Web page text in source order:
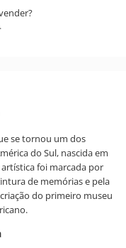
se tornou um dos
do Sul, nascida em
artística foi marcada por
de memórias e pela
do primeiro museu